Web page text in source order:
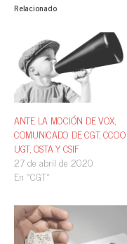
Relacionado
ANTE LA MOCIÓN DE VOX,
COMUNICADO DE CGT, CCOO,
UGT, OSTA Y CSIF
27 de abril de 2020
En «CGT»